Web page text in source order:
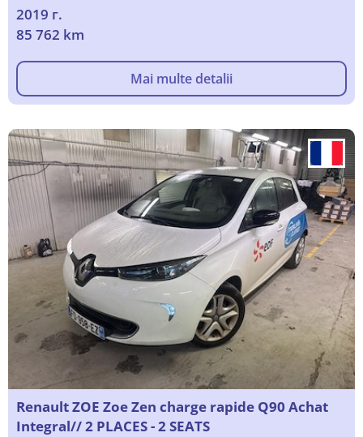
2019 г.
85 762 km
Mai multe detalii
Renault ZOE Zoe Zen charge rapide Q90 Achat
Integral// 2 PLACES - 2 SEATS